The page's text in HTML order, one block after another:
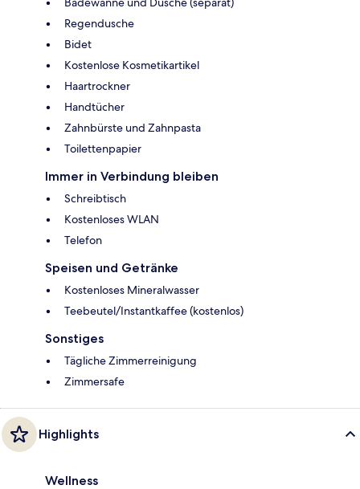
Regendusche
Bidet
Kostenlose Kosmetikartikel
Haartrockner
Handtücher
Zahnbürste und Zahnpasta
Toilettenpapier
Immer in Verbindung bleiben
Schreibtisch
Kostenloses WLAN
Telefon
Speisen und Getränke
Kostenloses Mineralwasser
Teebeutel/Instantkaffee (kostenlos)
Sonstiges
Tägliche Zimmerreinigung
Zimmersafe
Highlights
Wellness